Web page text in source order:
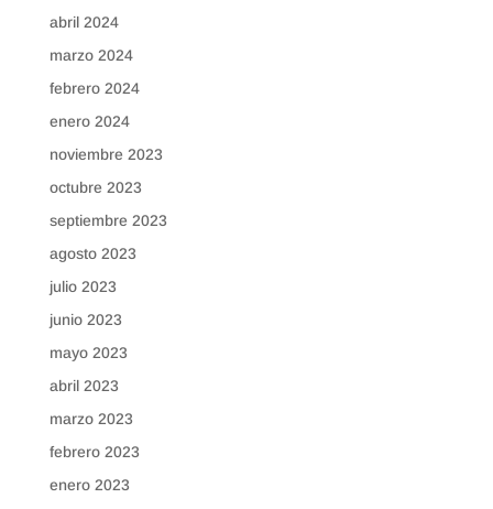
abril 2024
marzo 2024
febrero 2024
enero 2024
noviembre 2023
octubre 2023
septiembre 2023
agosto 2023
julio 2023
junio 2023
mayo 2023
abril 2023
marzo 2023
febrero 2023
enero 2023